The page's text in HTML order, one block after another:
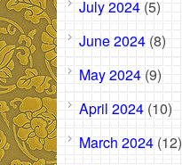
July 2024 (5)
June 2024 (8)
May 2024 (9)
April 2024 (10)
March 2024 (12)